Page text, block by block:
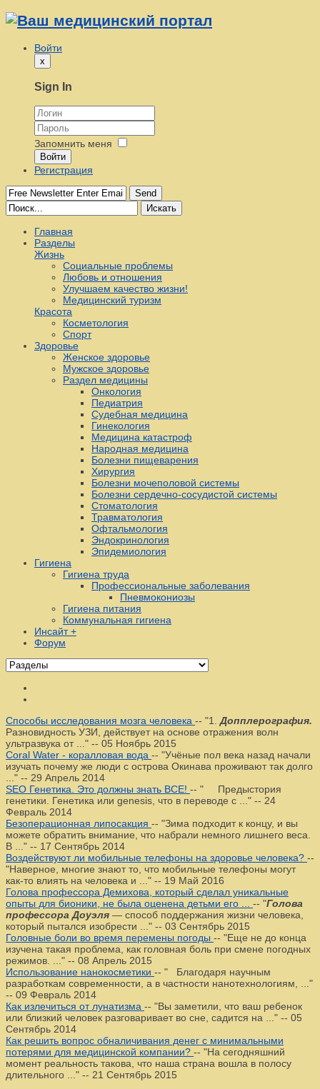
Войти
x
Sign In
Запомнить меня
Войти
Регистрация
Send
Искать
Главная
Разделы
Жизнь
Социальные проблемы
Любовь и отношения
Улучшаем качество жизни!
Медицинский туризм
Красота
Косметология
Спорт
Здоровье
Женское здоровье
Мужское здоровье
Раздел медицины
Онкология
Педиатрия
Судебная медицина
Гинекология
Медицина катастроф
Народная медицина
Болезни пищеварения
Хирургия
Болезни мочеполовой системы
Болезни сердечно-сосудистой системы
Стоматология
Травматология
Офтальмология
Эндокринология
Эпидемиология
Гигиена
Гигиена труда
Профессиональные заболевания
Пневмокониозы
Гигиена питания
Коммунальная гигиена
Инсайт +
Форум
Способы исследования мозга человека -- "1. Допплерография.
Разновидность УЗИ, действует на основе отражения волн
ультразвука от ..." -- 05 Ноябрь 2015
Coral Water - коралловая вода -- "Учёные пол века назад начали
изучать почему же люди с острова Окинава проживают так долго
..." -- 29 Апрель 2014
SEO Генетика. Это должны знать ВСЕ! -- " Предыстория
генетики. Генетика или genesis, что в переводе с ..." -- 24
Февраль 2014
Безоперационная липосакция -- "Зима подходит к концу, и вы
можете обратить внимание, что набрали немного лишнего веса.
В ..." -- 17 Сентябрь 2014
Воздействуют ли мобильные телефоны на здоровье человека? --
"Наверное, многие знают то, что мобильные телефоны могут
как-то влиять на человека и ..." -- 19 Май 2016
Голова профессора Демихова, который сделал уникальные
опыты для бионики, не была оценена детьми его ... -- "Голова
профессора Доуэля — способ поддержания жизни человека,
который пытался изобрести ..." -- 03 Сентябрь 2015
Головные боли во время перемены погоды -- "Еще не до конца
изучена такая проблема, как головная боль при смене погодных
режимов. ..." -- 08 Апрель 2015
Использование нанокосметики -- " Благодаря научным
разработкам современности, а в частности нанотехнологиям, ..."
-- 09 Февраль 2014
Как излечиться от лунатизма -- "Вы заметили, что ваш ребенок
или близкий человек разговаривает во сне, садится на ..." -- 05
Сентябрь 2014
Как решить вопрос обналичивания денег с минимальными
потерями для медицинской компании? -- "На сегодняшний
момент реальность такова, что наша страна вошла в полосу
длительного ..." -- 21 Сентябрь 2015